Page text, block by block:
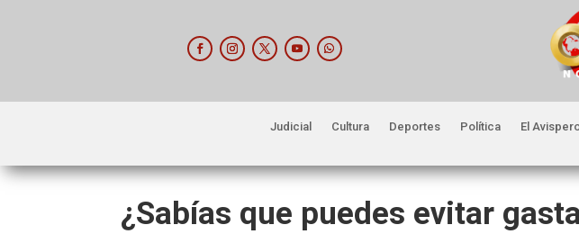
Judicial Cultura Deportes Política El
¿Sabías que puedes evitar